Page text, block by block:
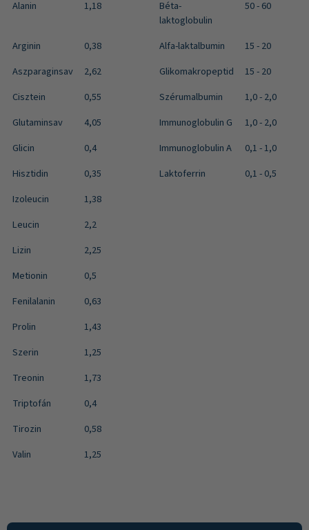
Alanin
1,18
Béta-
laktoglobulin
50 - 60
Arginin 0,38 Alfa-laktalbumin
15 - 20
Aszparaginsav
2,62 Glikomakropeptid
15 - 20
Cisztein
0,55 Szérumalbumin
1,0 - 2,0
Glutaminsav
4,05 Immunoglobulin G
1,0 - 2,0
Glicin
0,4 Immunoglobulin A
0,1 - 1,0
Hisztidin
0,35 Laktoferrin
0,1 - 0,5
Izoleucin
1,38
Leucin
2,2
Lizin
2,25
Metionin
0,5
Fenilalanin
0,63
Prolin
1,43
Szerin
1,25
Treonin
1,73
Triptofán
0,4
Tirozin
0,58
Valin
1,25